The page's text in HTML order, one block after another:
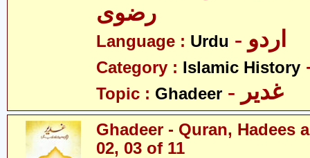
رضوی
Language : Urdu - اردو
Category : Islamic History
Topic : Ghadeer - غدیر
Ghadeer - Quran, Hadees
02, 03 of 11